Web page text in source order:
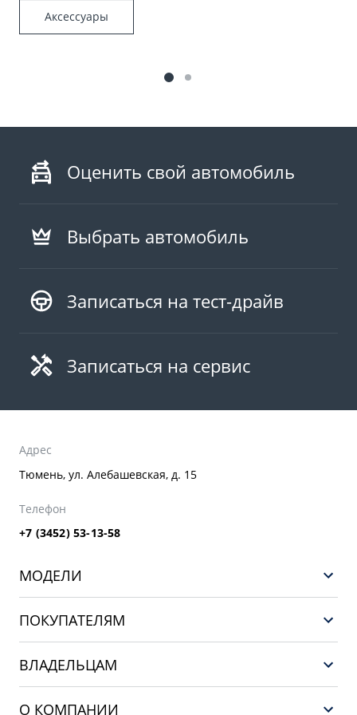
Аксессуары
Оценить свой автомобиль
Выбрать автомобиль
Записаться на тест-драйв
Записаться на сервис
Адрес
Тюмень, ул. Алебашевская, д. 15
Телефон
+7 (3452) 53-13-58
МОДЕЛИ
CITYRAY
ATLAS
ПОКУПАТЕЛЯМ
ВЛАДЕЛЬЦАМ
О КОМПАНИИ